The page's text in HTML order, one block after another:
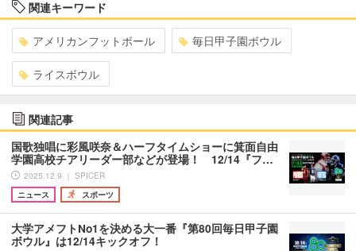
関連キーワード
アメリカンフットボール 毎日甲子園ボウル
ライスボウル
関連記事
国歌独唱に彩風咲奈＆ハーフタイムショーに箕面自由
学園高校チアリーダー部などが登場！ 12/14『フ…
2025.12.9 ｜ SPICER
ニュース
スポーツ
大学アメフトNo1を決める大一番『第80回毎日甲子園
ボウル』は12/14キックオフ！